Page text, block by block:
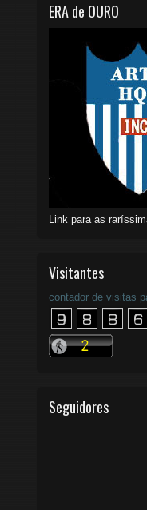
ERA de OURO
Link para as
Visitantes
contador de visitas
Seguidores